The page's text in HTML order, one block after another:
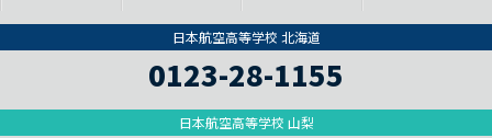
日本航空高等学校 北海道
0123-28-1155
日本航空高等学校 山梨